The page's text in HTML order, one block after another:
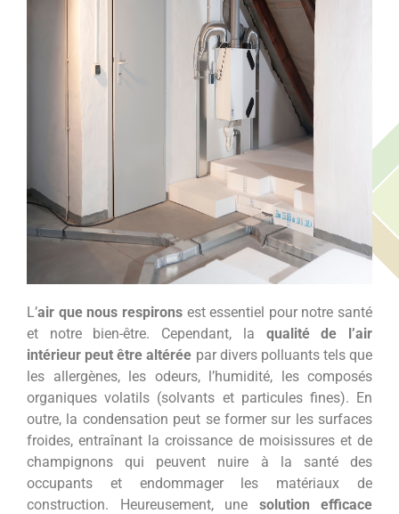
L’air que nous respironsest essentiel pour notre santé
et notre bien-être. Cependant, la qualité de l’air
intérieur peut être altérée par divers polluants tels que
les allergènes, les odeurs, l’humidité, les composés
organiques volatils (solvants et particules fines). En
outre, la condensation peut se former sur les surfaces
froides, entraînant la croissance de moisissures et de
champignons qui peuvent nuire à la santé des
occupants et endommager les matériaux de
construction. Heureusement, une solution efficace